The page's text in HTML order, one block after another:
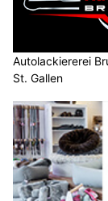
Autolackiererei
St. Gallen